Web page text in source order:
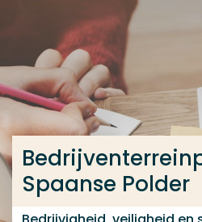
Ga direct naar de content
... > Bedrijventerreinprofiel
Spaanse Polder
Veel gezocht
Opleiding
Contact